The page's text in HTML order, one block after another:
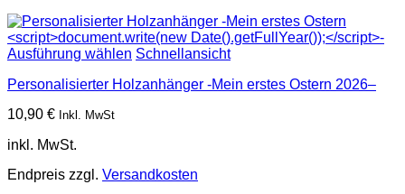
Ausführung wählen Schnellansicht
Personalisierter Holzanhänger -Mein erstes Ostern 2026–
10,90 € Inkl. MwSt
inkl. MwSt.
Endpreis zzgl. Versandkosten